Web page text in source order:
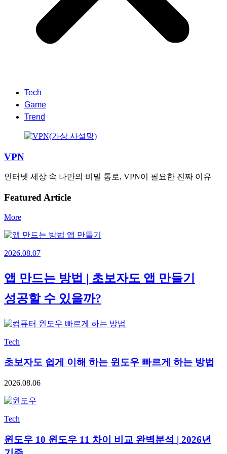
Tech
Game
Trend
VPN
인터넷 세상 속 나만의 비밀 통로, VPN이 필요한 진짜 이유
Featured Article
More
2026.08.07
앱 만드는 방법 | 초보자도 앱 만들기
성공할 수 있을까?
Tech
초보자도 쉽게 이해 하는 윈도우 빠르게 하는 방법
2026.08.06
Tech
윈도우 10 윈도우 11 차이 비교 완벽분석 | 2026년